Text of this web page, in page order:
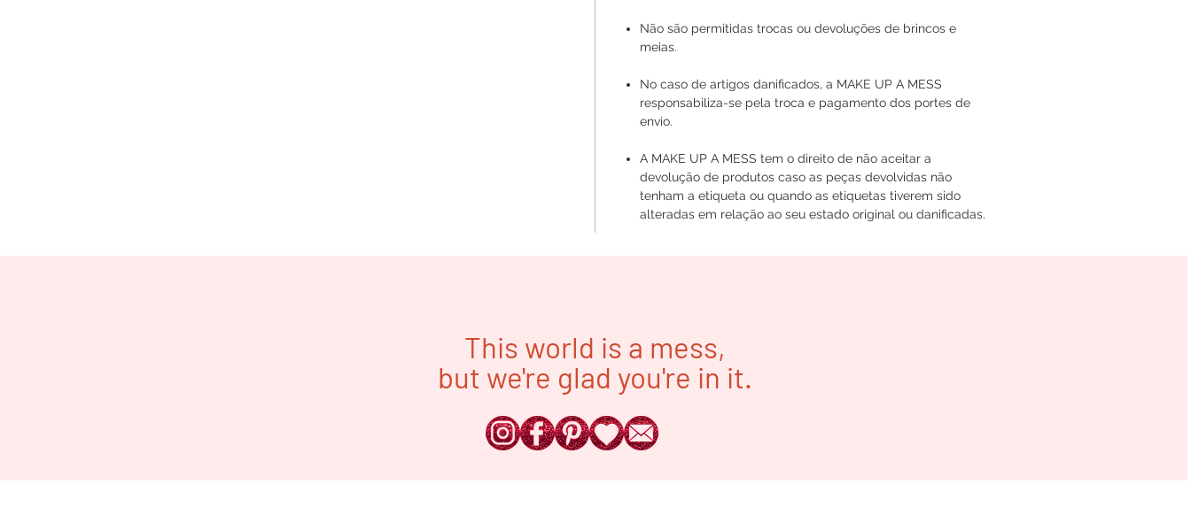
Não são permitidas trocas ou devoluções de brincos e
meias.
No caso de artigos danificados, a MAKE UP A MESS
responsabiliza-se pela troca e pagamento dos portes de
envio.
A MAKE UP A MESS tem o direito de não aceitar a
devolução de produtos caso as peças devolvidas não
tenham a etiqueta ou quando as etiquetas tiverem sido
alteradas em relação ao seu estado original ou danificadas.
This world is a mess,
but we're glad you're in it.